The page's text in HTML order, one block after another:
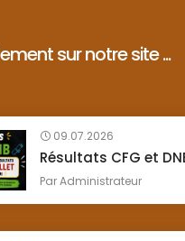
sur notre site ...
09.07.2026
Résultats CFG et
ParAdministrateur